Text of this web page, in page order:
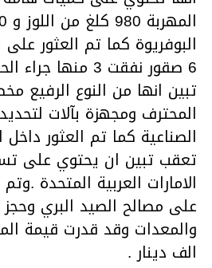
البوفريوة كما تم العثور
6 صقور نفقت 3 منها
تبين انها من النوع الرفيع
المحترف ومجهزة بآلات
الصناعية كما تم العثور
تعقب تبين ان يحتوي على
الامارات العربية المتحدة
على مصالح الصيد البري وحجز
الف دينار .